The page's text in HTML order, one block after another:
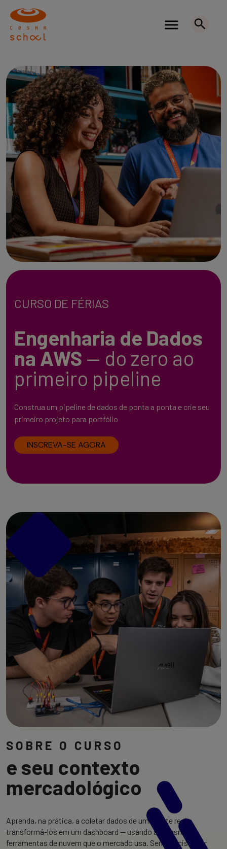
CURSO DE FÉRIAS
Engenharia de Dados
na AWS — do zero ao
primeiro pipeline
Construa um pipeline de dados de ponta a ponta e crie seu
primeiro projeto para portfólio
INSCREVA-SE AGORA
SOBRE O CURSO
e seu contexto
mercadológico
Aprenda, na prática, a coletar dados de uma fonte real e
transformá-los em um dashboard — usando as mesmas
ferramentas de nuvem que o mercado usa. Sem precisar ser